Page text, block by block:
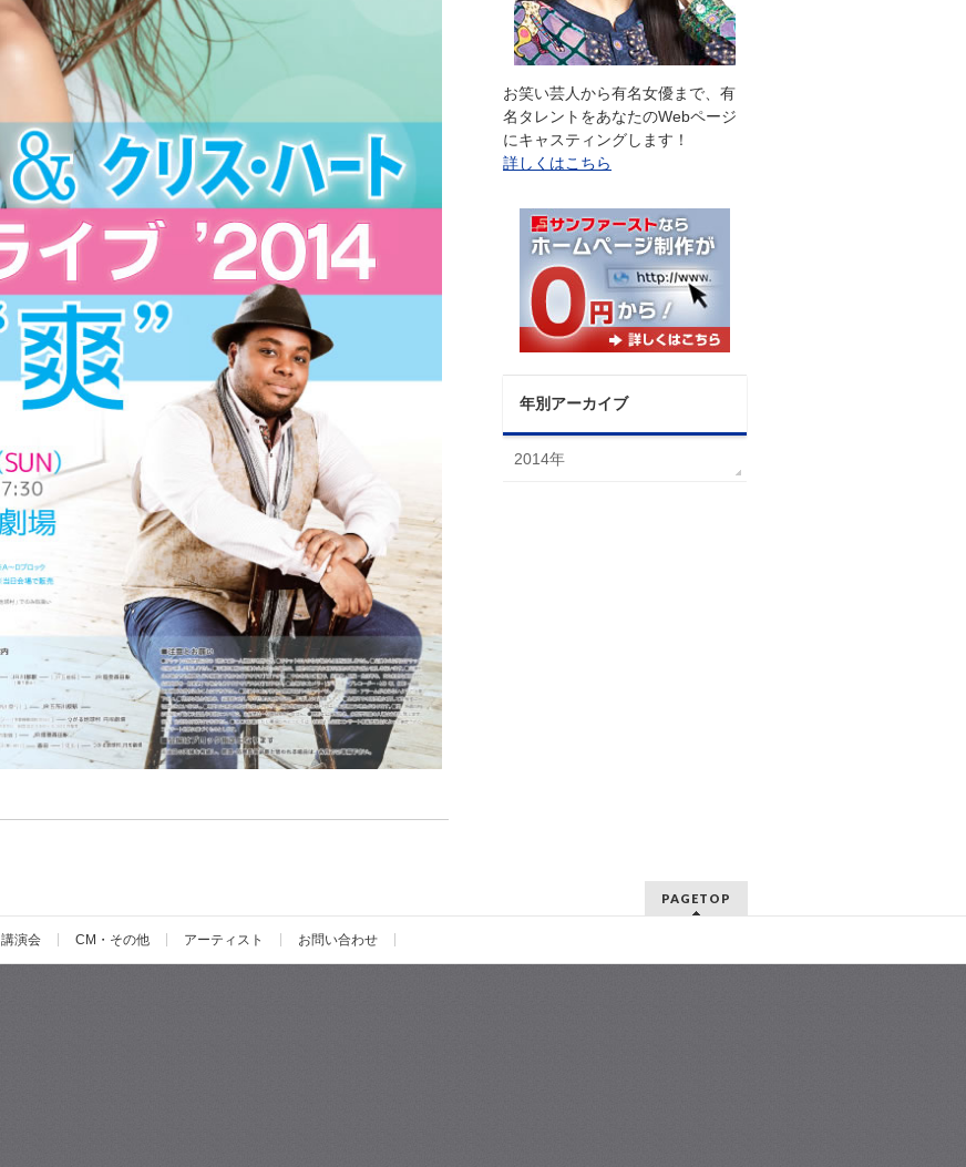
お笑い芸人から有名女優まで、有
名タレントをあなたのWebページ
にキャスティングします！
詳しくはこちら
年別アーカイブ
2014年
PAGETOP
講演会 CM・その他 アーティスト お問い合わせ